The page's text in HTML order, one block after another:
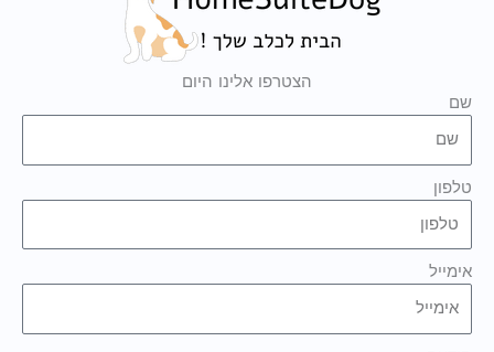
הצטרפו אלינו היום
שם
טלפון
אימייל